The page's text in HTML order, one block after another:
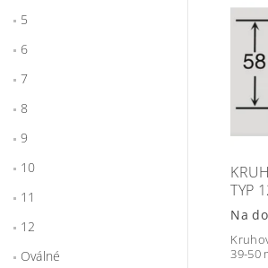
5
6
7
8
9
10
11
12
Oválné
TYP
Na
39-50